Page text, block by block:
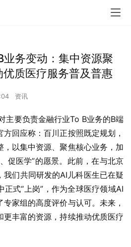
务变动：集中资源聚
质医疗服务普及普惠
资讯
主要负责金融行业To B业务的B端
回应称：百川正按照既定规划，
，以集中资源、聚焦核心业务，加
促医学”的愿景。此前，在与北京
我们共同研发的AI儿科医生已在疑
式“上岗”，作为全球医疗领域AI
家组的高度评价与认可。未来，
更丰富的资源，持续推动优质医疗